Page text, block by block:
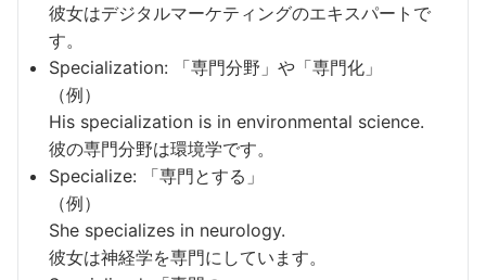
彼女はデジタルマーケティングのエキスパートで
す。
Specialization: 「専門分野」や「専門化」
（例）
His specialization is in environmental science.
彼の専門分野は環境学です。
Specialize: 「専門とする」
（例）
She specializes in neurology.
彼女は神経学を専門にしています。